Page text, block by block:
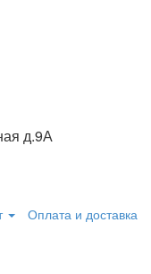
д.9А
Оплата и доставка